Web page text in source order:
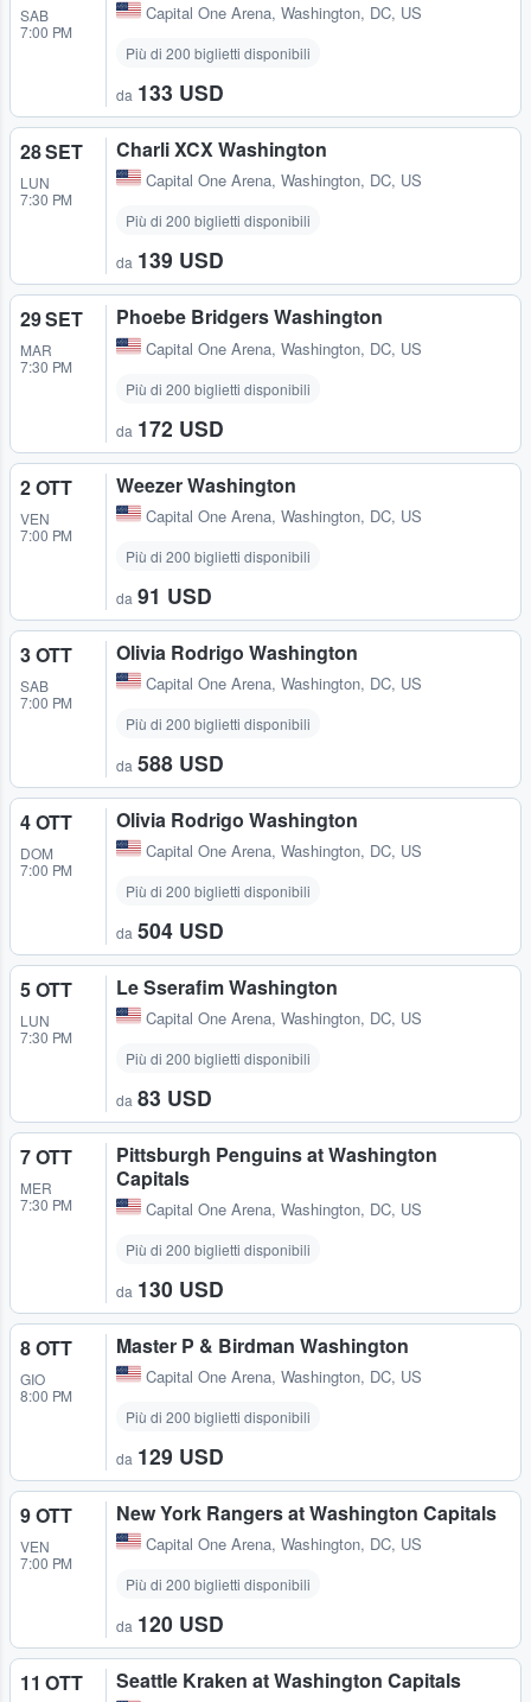
SAB
7:00 PM
Capital One Arena, Washington, DC, US
Più di 200 biglietti disponibili
da 133 USD
28 SET
LUN
7:30 PM
Charli XCX Washington
Capital One Arena, Washington, DC, US
Più di 200 biglietti disponibili
da 139 USD
29 SET
MAR
7:30 PM
Phoebe Bridgers Washington
Capital One Arena, Washington, DC, US
Più di 200 biglietti disponibili
da 172 USD
2 OTT
VEN
7:00 PM
Weezer Washington
Capital One Arena, Washington, DC, US
Più di 200 biglietti disponibili
da 91 USD
3 OTT
SAB
7:00 PM
Olivia Rodrigo Washington
Capital One Arena, Washington, DC, US
Più di 200 biglietti disponibili
da 588 USD
4 OTT
DOM
7:00 PM
Olivia Rodrigo Washington
Capital One Arena, Washington, DC, US
Più di 200 biglietti disponibili
da 504 USD
5 OTT
LUN
7:30 PM
Le Sserafim Washington
Capital One Arena, Washington, DC, US
Più di 200 biglietti disponibili
da 83 USD
7 OTT
MER
7:30 PM
Pittsburgh Penguins at Washington
Capitals
Capital One Arena, Washington, DC, US
Più di 200 biglietti disponibili
da 130 USD
8 OTT
GIO
8:00 PM
Master P & Birdman Washington
Capital One Arena, Washington, DC, US
Più di 200 biglietti disponibili
da 129 USD
9 OTT
VEN
7:00 PM
New York Rangers at Washington Capitals
Capital One Arena, Washington, DC, US
Più di 200 biglietti disponibili
da 120 USD
11 OTT Seattle Kraken at Washington Capitals